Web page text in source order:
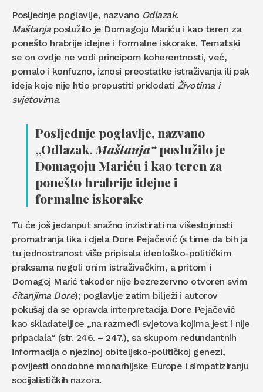
Posljednje poglavlje, nazvano Odlazak.
Maštanjaposlužilo je Domagoju Mariću i kao teren za
ponešto hrabrije idejne i formalne iskorake. Tematski
se on ovdje ne vodi principom koherentnosti, već,
pomalo i konfuzno, iznosi preostatke istraživanja ili pak
ideja koje nije htio propustiti pridodati Životima i
svjetovima.
Posljednje poglavlje, nazvano
„Odlazak. Maštanja“poslužilo je
Domagoju Mariću i kao teren za
ponešto hrabrije idejne i
formalne iskorake
Tu će još jedanput snažno inzistirati na višeslojnosti
promatranja lika i djela Dore Pejačević (s time da bih ja
tu jednostranost više pripisala ideološko-političkim
praksama negoli onim istraživačkim, a pritom i
Domagoj Marić također nije bezrezervno otvoren svim
čitanjima Dore); poglavlje zatim bilježi i autorov
pokušaj da se opravda interpretacija Dore Pejačević
kao skladateljice „na razmeđi svjetova kojima jest i nije
pripadala“ (str. 246. – 247.), sa skupom redundantnih
informacija o njezinoj obiteljsko-političkoj genezi,
povijesti onodobne monarhijske Europe i simpatiziranju
socijalističkih nazora.